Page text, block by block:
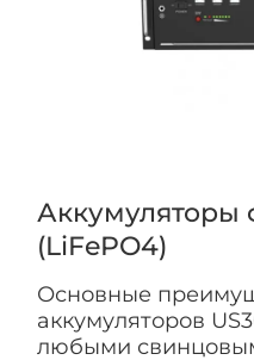
(LiFePO4)
Основные
аккумуляторов
любыми